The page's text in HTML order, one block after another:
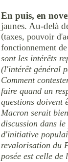
En puis, en
jaunes. Au-delà
(taxes, pouvoir
fonctionnement
sont les intérêts
(l'intérêt général
Comment
faire quand un
questions doivent
Macron serait
discussion dans
d'initiative
revalorisation du
posée est celle